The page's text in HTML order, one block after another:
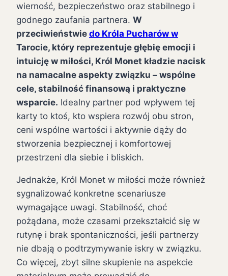
wierność, bezpieczeństwo oraz stabilnego i
godnego zaufania partnera. W
przeciwieństwie do Króla Pucharów w
Tarocie, który reprezentuje głębię emocji i
intuicję w miłości, Król Monet kładzie nacisk
na namacalne aspekty związku – wspólne
cele, stabilność finansową i praktyczne
wsparcie. Idealny partner pod wpływem tej
karty to ktoś, kto wspiera rozwój obu stron,
ceni wspólne wartości i aktywnie dąży do
stworzenia bezpiecznej i komfortowej
przestrzeni dla siebie i bliskich.
Jednakże, Król Monet w miłości może również
sygnalizować konkretne scenariusze
wymagające uwagi. Stabilność, choć
pożądana, może czasami przekształcić się w
rutynę i brak spontaniczności, jeśli partnerzy
nie dbają o podtrzymywanie iskry w związku.
Co więcej, zbyt silne skupienie na aspekcie